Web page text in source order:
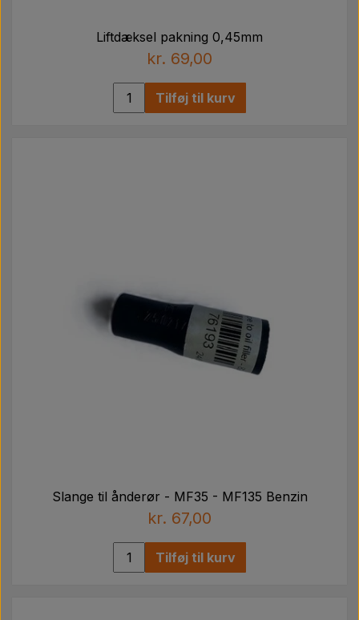
Liftdæksel pakning 0,45mm
kr. 69,00
Tilføj til kurv
Slange til ånderør - MF35 - MF135 Benzin
kr. 67,00
Tilføj til kurv